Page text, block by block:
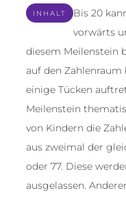
INHALT
Bis 20
vorwärts
diesem Meilenstein
auf den Zahlenraum
einige Tücken
Meilenstein
von Kindern die
aus zweimal der
oder 77. Diese
ausgelassen.